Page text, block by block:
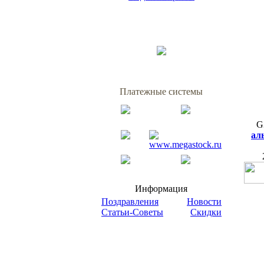
Платежные системы
Информация
Поздравления
Статьи-Советы
Новости
Скидки